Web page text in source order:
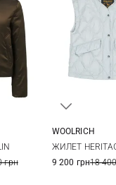
грн
WOOLRICH
ЖИЛЕТ
9 200 грн18